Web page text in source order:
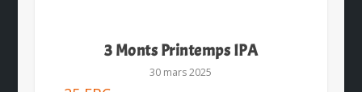
3 Monts Printemps IPA
30 mars 2025